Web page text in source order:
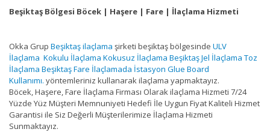
Beşiktaş Bölgesi Böcek | Haşere | Fare | İlaçlama Hizmeti
Okka Grup Beşiktaş ilaçlama şirketi beşiktaş bölgesinde ULV
İlaçlama Kokulu İlaçlama Kokusuz İlaçlama Beşiktaş Jel İlaçlama Toz
İlaçlama Beşiktaş Fare İlaçlamada İstasyon Glue Board
Kullanımı. yöntemleriniz kullanarak ilaçlama yapmaktayız.
Böcek, Haşere, Fare İlaçlama Firması Olarak ilaçlama Hizmeti 7/24
Yüzde Yüz Müşteri Memnuniyeti Hedefi İle Uygun Fiyat Kaliteli Hizmet
Garantisi ile Siz Değerli Müşterilerimize İlaçlama Hizmeti
Sunmaktayız.